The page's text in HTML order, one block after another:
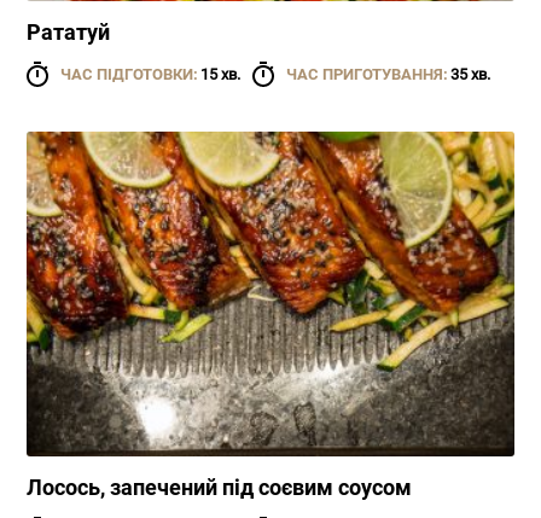
Рататуй
ЧАС ПІДГОТОВКИ: 15 хв. ЧАС ПРИГОТУВАННЯ: 35 хв.
Лосось, запечений під соєвим соусом